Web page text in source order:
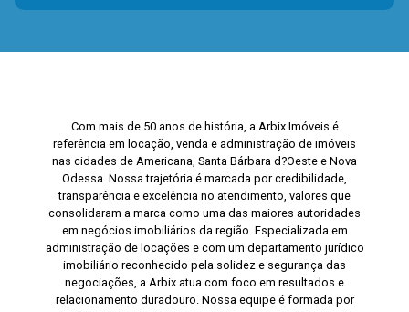
Com mais de 50 anos de história, a Arbix Imóveis é
referência em locação, venda e administração de imóveis
nas cidades de Americana, Santa Bárbara d?Oeste e Nova
Odessa. Nossa trajetória é marcada por credibilidade,
transparência e excelência no atendimento, valores que
consolidaram a marca como uma das maiores autoridades
em negócios imobiliários da região. Especializada em
administração de locações e com um departamento jurídico
imobiliário reconhecido pela solidez e segurança das
negociações, a Arbix atua com foco em resultados e
relacionamento duradouro. Nossa equipe é formada por